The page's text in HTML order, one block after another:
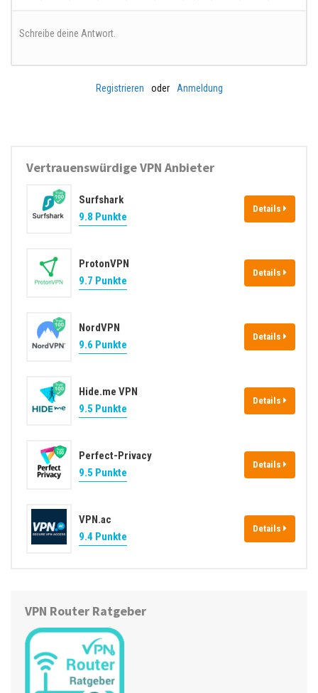
Schreibe deine Antwort.
Registrieren oder Anmeldung
Vertrauenswürdige VPN Anbieter
Surfshark
9.8 Punkte
Details
ProtonVPN
9.7 Punkte
Details
NordVPN
9.6 Punkte
Details
Hide.me VPN
9.5 Punkte
Details
Perfect-Privacy
9.5 Punkte
Details
VPN.ac
9.4 Punkte
Details
VPN Router Ratgeber